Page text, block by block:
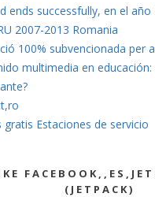
ends successfully, en el
2007-2013 Romania
100% subvencionada per
multimedia en
gratis Estaciones de servicio
(JETPACK)